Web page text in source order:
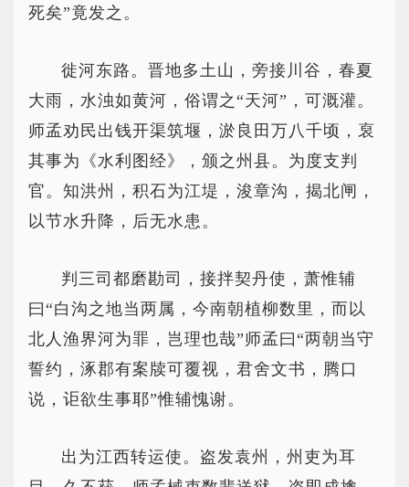
死矣”竟发之。
徙河东路。晋地多土山，旁接川谷，春夏
大雨，水浊如黄河，俗谓之“天河”，可溉灌。
师孟劝民出钱开渠筑堰，淤良田万八千顷，裒
其事为《水利图经》，颁之州县。为度支判
官。知洪州，积石为江堤，浚章沟，揭北闸，
以节水升降，后无水患。
判三司都磨勘司，接拌契丹使，萧惟辅
曰“白沟之地当两属，今南朝植柳数里，而以
北人渔界河为罪，岂理也哉”师孟曰“两朝当守
誓约，涿郡有案牍可覆视，君舍文书，腾口
说，讵欲生事耶”惟辅愧谢。
出为江西转运使。盗发袁州，州吏为耳